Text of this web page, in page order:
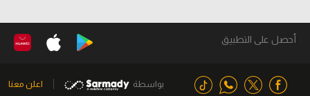
أحصل على التطبيق
بواسطة اعلن معنا